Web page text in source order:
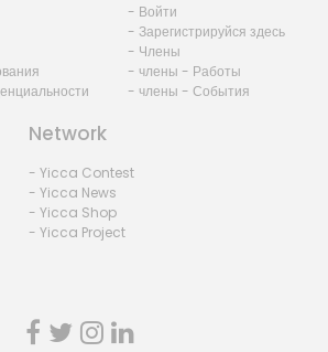
- Войти
- Зарегистрируйся здесь
- Члены
- члены - Работы
- члены - События
Network
- Yicca Contest
- Yicca News
- Yicca Shop
- Yicca Project